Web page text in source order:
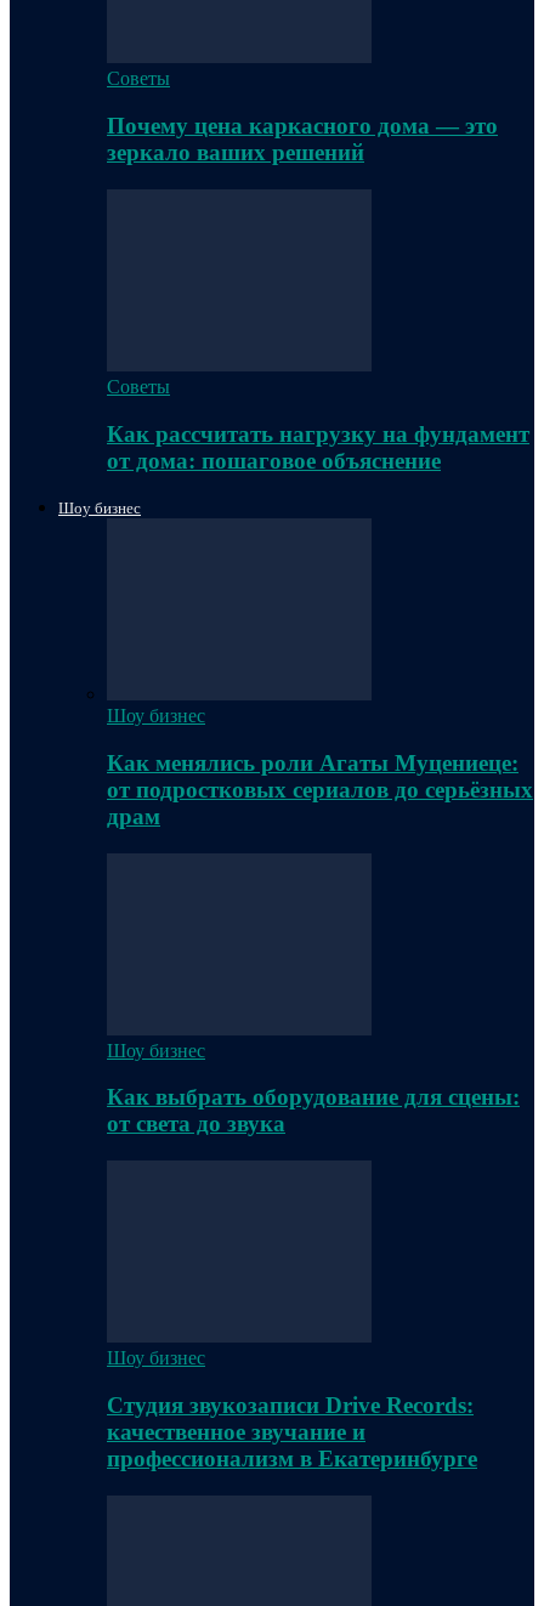
Советы
Почему цена каркасного дома — это
зеркало ваших решений
Советы
Как рассчитать нагрузку на фундамент
от дома: пошаговое объяснение
Шоу бизнес
Шоу бизнес
Как менялись роли Агаты Муцениеце:
от подростковых сериалов до серьёзных
драм
Шоу бизнес
Как выбрать оборудование для сцены:
от света до звука
Шоу бизнес
Студия звукозаписи Drive Records:
качественное звучание и
профессионализм в Екатеринбурге